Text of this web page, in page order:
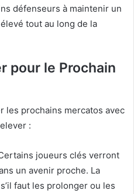
défenseurs à maintenir un
tout au long de la
pour le Prochain
les prochains mercatos avec
:
joueurs clés verront
un avenir proche. La
faut les prolonger ou les